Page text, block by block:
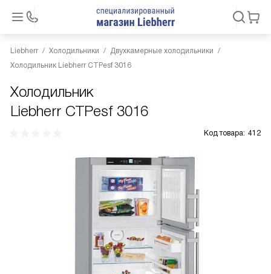
Liebherr Холодильники
Двухкамерные холодильники
Холодильник Liebherr CTPesf 3016
Холодильник
Liebherr CTPesf 3016
Код товара: 412